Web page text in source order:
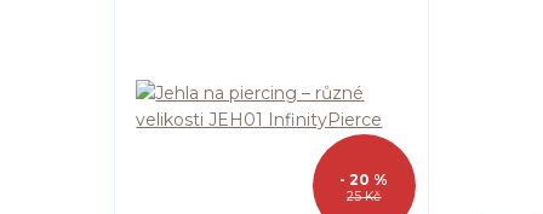
25 Kč
- 20 %